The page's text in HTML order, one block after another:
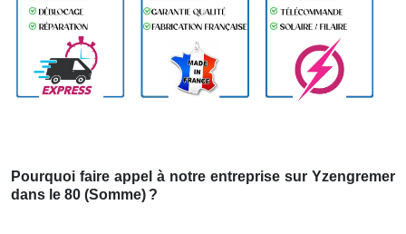
Pourquoi faire appel à notre entreprise sur Yzengremer
dans le 80 (Somme) ?